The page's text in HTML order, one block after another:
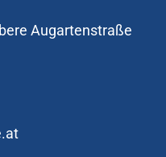
Augartenstraße